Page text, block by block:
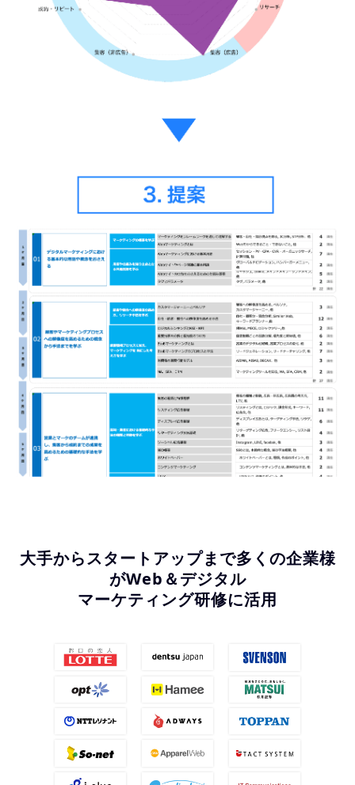
大手からスタートアップまで多くの企業様
がWeb＆デジタル
マーケティング研修に活用